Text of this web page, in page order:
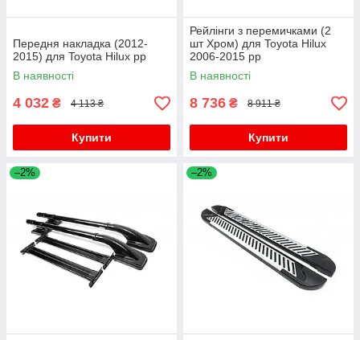
Передня накладка (2012-
2015) для Toyota Hilux рр
В наявності
4 032 ₴ 4 113 ₴
Купити
Рейлінги з перемичками (2
шт Хром) для Toyota Hilux
2006-2015 рр
В наявності
8 736 ₴ 8 911 ₴
Купити
–2% –2%